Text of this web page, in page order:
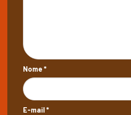
Nome *
E-mail *